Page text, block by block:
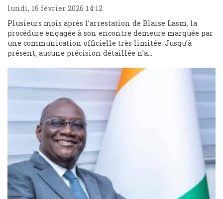
lundi, 16 février 2026 14:12
Plusieurs mois après l’arrestation de Blaise Lasm, la
procédure engagée à son encontre demeure marquée par
une communication officielle très limitée. Jusqu’à
présent, aucune précision détaillée n’a...